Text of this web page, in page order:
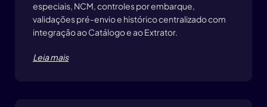
especiais, NCM, controles por embarque,
validações pré-envio e histórico centralizado com
integração ao Catálogo e ao Extrator.
Leia mais